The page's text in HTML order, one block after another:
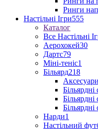
Ринги
Настільні Ігри555
Каталог
Все Настільні
Аерохокей30
Дартс79
Міні-теніс1
Більярд218
Більярдні
Нарди1
Настільний